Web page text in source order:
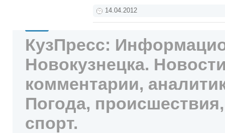
14.04.2012
КузПресс:
Новокузнецка.
комментарии,
Погода,
спорт.